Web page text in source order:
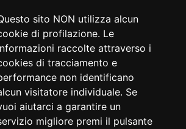
sito NON utilizza alcun
di profilazione. Le
raccolte attraverso i
di tracciamento e
non identificano
visitatore individuale. Se
aiutarci a garantire un
migliore premi il pulsante